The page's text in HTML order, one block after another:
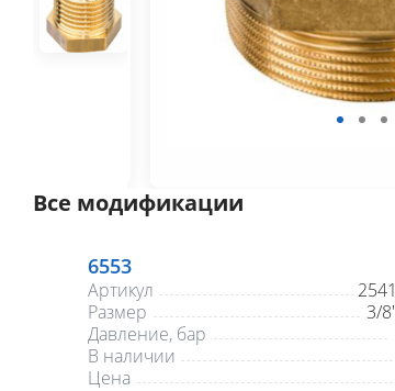
Все модификации
6553
Артикул
Размер
3/
Давление, бар
В наличии
Цена